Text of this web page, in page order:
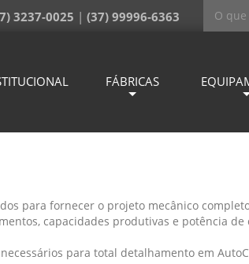
3237-0025 | (37) 99996-6363
FÁBRICAS
para fornecer o projeto mecânico
capacidades produtivas e potência
para total detalhamento em